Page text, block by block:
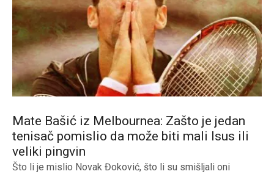
Mate Bašić iz Melbournea: Zašto je jedan
tenisač pomislio da može biti mali Isus ili
veliki pingvin
Što li je mislio Novak Đoković, što li su smišljali oni